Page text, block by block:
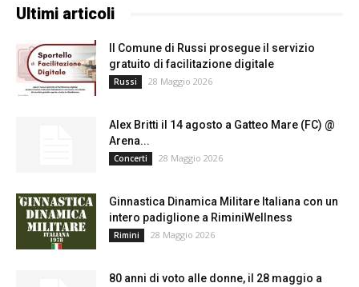
Ultimi articoli
Il Comune di Russi prosegue il servizio
gratuito di facilitazione digitale
Russi 28 Maggio 2026
Alex Britti il 14 agosto a Gatteo Mare (FC) @
Arena...
Concerti 28 Maggio 2026
Ginnastica Dinamica Militare Italiana con un
intero padiglione a RiminiWellness
Rimini 28 Maggio 2026
80 anni di voto alle donne, il 28 maggio a